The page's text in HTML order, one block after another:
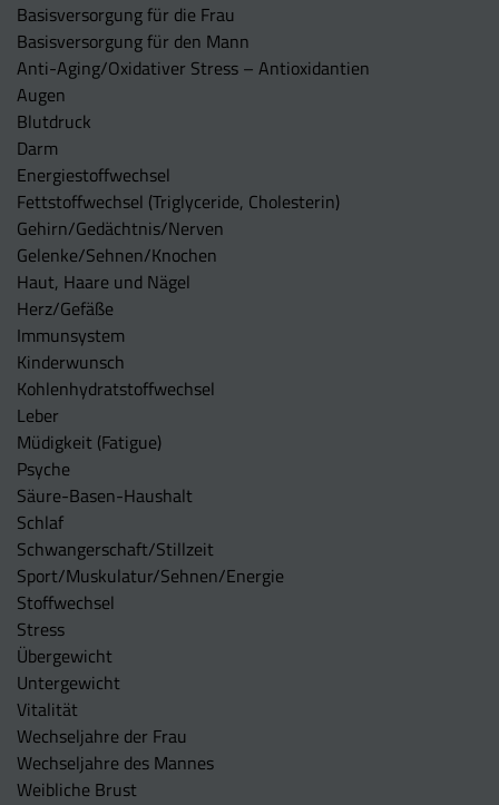
Basisversorgung für die Frau
Basisversorgung für den Mann
Anti-Aging/Oxidativer Stress – Antioxidantien
Augen
Blutdruck
Darm
Energiestoffwechsel
Fettstoffwechsel (Triglyceride, Cholesterin)
Gehirn/Gedächtnis/Nerven
Gelenke/Sehnen/Knochen
Haut, Haare und Nägel
Herz/Gefäße
Immunsystem
Kinderwunsch
Kohlenhydratstoffwechsel
Leber
Müdigkeit (Fatigue)
Psyche
Säure-Basen-Haushalt
Schlaf
Schwangerschaft/Stillzeit
Sport/Muskulatur/Sehnen/Energie
Stoffwechsel
Stress
Übergewicht
Untergewicht
Vitalität
Wechseljahre der Frau
Wechseljahre des Mannes
Weibliche Brust